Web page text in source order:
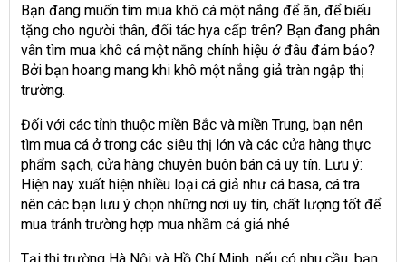
Bạn đang muốn tìm mua khô cá một nắng để ăn, để biếu
tặng cho người thân, đối tác hya cấp trên? Bạn đang phân
vân tìm mua khô cá một nắng chính hiệu ở đâu đảm bảo?
Bởi bạn hoang mang khi khô một nắng giả tràn ngập thị
trường.
Đối với các tỉnh thuộc miền Bắc và miền Trung, bạn nên
tìm mua cá ở trong các siêu thị lớn và các cửa hàng thực
phẩm sạch, cửa hàng chuyên buôn bán cá uy tín. Lưu ý:
Hiện nay xuất hiện nhiều loại cá giả như cá basa, cá tra
nên các bạn lưu ý chọn những nơi uy tín, chất lượng tốt để
mua tránh trường hợp mua nhầm cá giả nhé